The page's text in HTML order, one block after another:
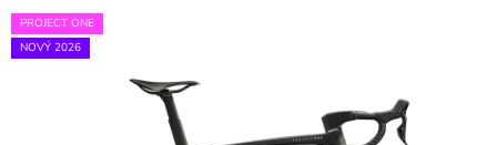
PROJECT ONE
NOVÝ 2026